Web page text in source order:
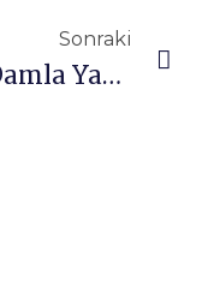
Sonraki
İki Damla Yaş ve Gözlerde Mahcubiyet